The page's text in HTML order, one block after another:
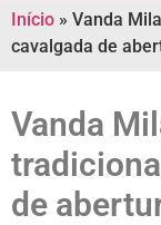
Início » Vanda
cavalgada de
Vanda
de